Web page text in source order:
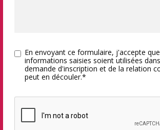
En envoyant ce formulaire, j'accepte
informations saisies soient utilisées
demande d'inscription et de la relation
peut en découler.*